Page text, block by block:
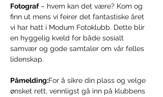
Fotograf – hvem kan det være? Kom og
finn ut mens vi feirer det fantastiske året
vi har hatt i Modum Fotoklubb. Dette blir
en hyggelig kveld for både sosialt
samvær og gode samtaler om vår felles
lidenskap.
Påmelding:For å sikre din plass og velge
ønsket rett, vennligst gå inn på klubbens